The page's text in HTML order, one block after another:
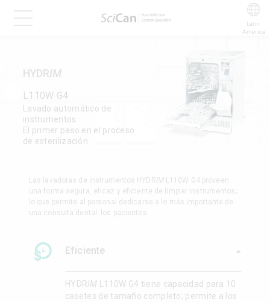
Latin
America
HYDRIM
L110W G4
Lavado automático de
instrumentos
El primer paso en el proceso
de esterilización
Las lavadoras de instrumentos HYDR IML110W G4 proveen
una forma segura, eficaz y eficiente de limpiar instrumentos;
lo que permite al personal dedicarse a lo más importante de
una consulta dental: los pacientes.
Eficiente
HYDRIM L110W G4 tiene capacidad para 10
casetes de tamaño completo; permite a los